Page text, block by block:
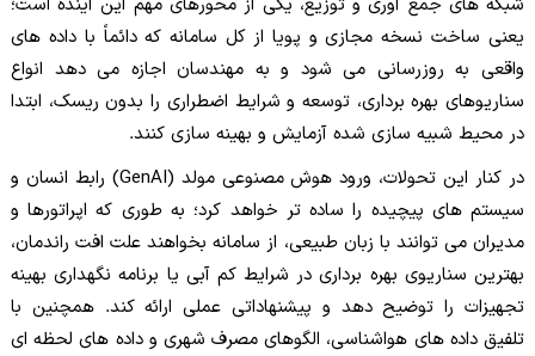
یعنی ساخت نسخه مجازی و پویا از کل سامانه که دائماً با داده های
واقعی به روزرسانی می شود و به مهندسان اجازه می دهد انواع
سناریوهای بهره برداری، توسعه و شرایط اضطراری را بدون ریسک، ابتدا
در محیط شبیه سازی شده آزمایش و بهینه سازی کنند.
در کنار این تحولات، ورود هوش مصنوعی مولد (GenAI) رابط انسان و
سیستم های پیچیده را ساده تر خواهد کرد؛ به طوری که اپراتورها و
مدیران می توانند با زبان طبیعی، از سامانه بخواهند علت افت راندمان،
بهترین سناریوی بهره برداری در شرایط کم آبی یا برنامه نگهداری بهینه
تجهیزات را توضیح دهد و پیشنهاداتی عملی ارائه کند. همچنین با
تلفیق داده های هواشناسی، الگوهای مصرف شهری و داده های لحظه ای